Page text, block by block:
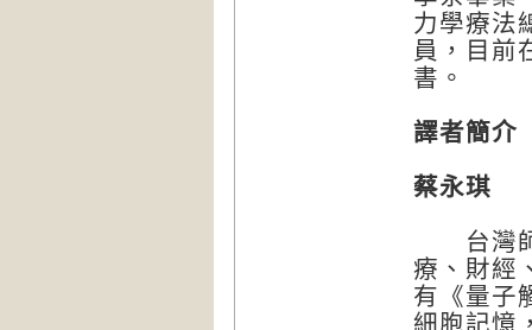
力學療法
員，目前
書。
譯者簡介
蔡永琪
台灣師
療、財經
有《量子
細胞記憶